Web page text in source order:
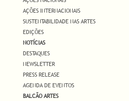
AÇÕES INTERNACIONAIS
SUSTENTABILIDADE NAS ARTES
EDIÇÕES
NOTÍCIAS
DESTAQUES
NEWSLETTER
PRESS RELEASE
AGENDA DE EVENTOS
BALCÃO ARTES